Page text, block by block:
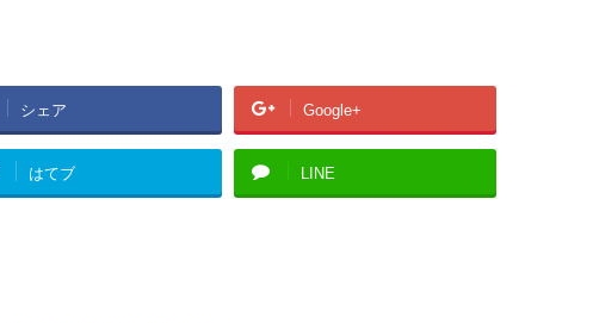
シェア Google+
はてブ LINE